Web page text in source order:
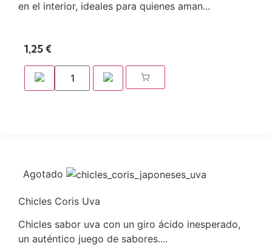
en el interior, ideales para quienes aman...
1,25€
Agotado
Chicles Coris Uva
Chicles sabor uva con un giro ácido inesperado,
un auténtico juego de sabores....